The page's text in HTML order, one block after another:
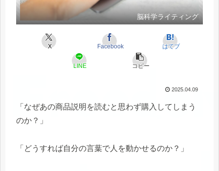
脳科学ライティング
X Facebook はてブ
LINE コピー
2025.04.09
「なぜあの商品説明を読むと思わず購入してしまう
のか？」
「どうすれば自分の言葉で人を動かせるのか？」